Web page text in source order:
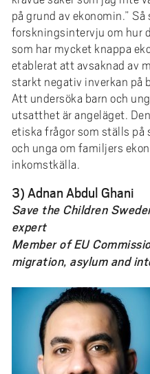
på grund av ekonomin.”
forskningsintervju om hur
som har mycket knappa
etablerat att avsaknad av
starkt negativ inverkan på
Att undersöka barn och
utsatthet är angeläget.
etiska frågor som ställs på
och unga om familjers
inkomstkälla.
3) Adnan Abdul Ghani
Save the Children
expert
Member of EU
migration, asylum and